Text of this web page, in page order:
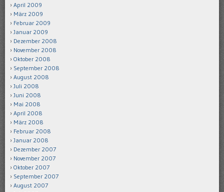
April 2009
März 2009
Februar 2009
Januar 2009
Dezember 2008
November 2008
Oktober 2008
September 2008
August 2008
Juli 2008
Juni 2008
Mai 2008
April 2008
März 2008
Februar 2008
Januar 2008
Dezember 2007
November 2007
Oktober 2007
September 2007
August 2007